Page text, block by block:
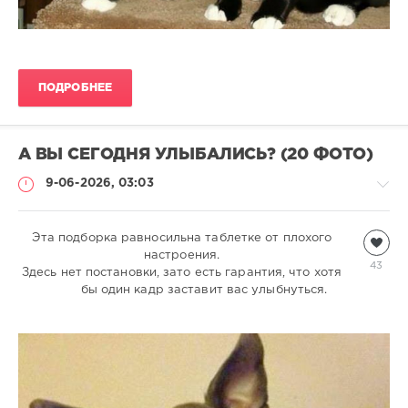
ПОДРОБНЕЕ
А ВЫ СЕГОДНЯ УЛЫБАЛИСЬ? (20 ФОТО)
9-06-2026, 03:03
Всякая
43
Эта подборка равносильна таблетке от плохого
настроения.
Здесь нет постановки, зато есть гарантия, что хотя
бы один кадр заставит вас улыбнуться.